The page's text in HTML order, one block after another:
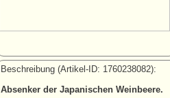
Beschreibung (Artikel-ID: 1760238082):
Absenker der Japanischen Weinbeere.